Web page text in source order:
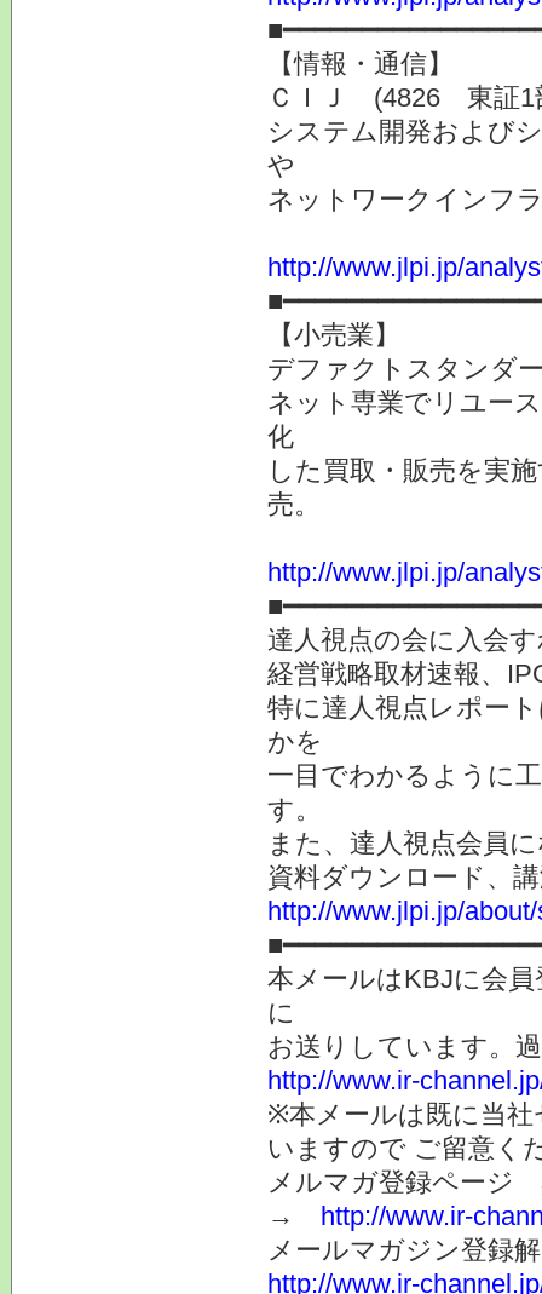
【情報・通信】
ＣＩＪ (4826 東証1
システム開発および
や
ネットワークインフ
http://www.jlpi.jp/
【小売業】
デファクトスタンダ
ネット専業でリユー
化
した買取・販売を実
売。
http://www.jlpi.jp/
達人視点の会に入会
経営戦略取材速報、
特に達人視点レポー
かを
一目でわかるように
す。
また、達人視点会員
資料ダウンロード、
http://www.jlpi.jp/
本メールはKBJに会
に
お送りしています。
http://www.ir-
※本メールは既に当
いますので ご留意く
メルマガ登録ページ
→ http://www.ir-
メールマガジン登録
http://www.ir-